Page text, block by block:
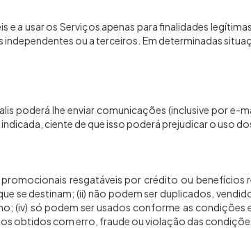
e a usar os Serviços apenas para finalidades
ou a terceiros. Em determinadas
poderá lhe enviar comunicações (inclusive por
ciente de que isso poderá prejudicar o uso
resgatáveis por crédito ou
se destinam; (ii) não podem ser duplicados,
(iv) só podem ser usados conforme as condições
obtidos com erro, fraude ou violação das